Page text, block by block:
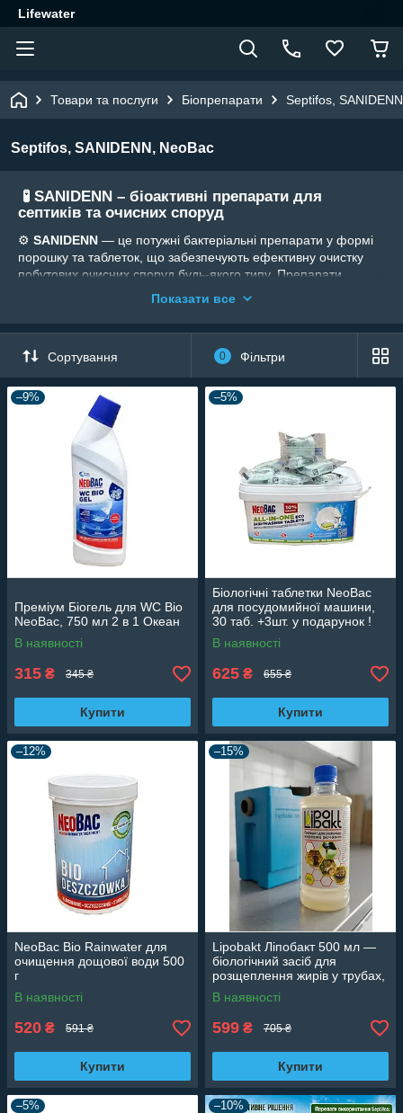
Lifewater
Товари та послуги Біопрепарати Septifos,
Septifos, SANIDENN, NeoBac
🧪 SANIDENN – біоактивні препарати для
септиків та очисних споруд
⚙️ SANIDENN — це потужні бактеріальні препарати у формі
порошку та таблеток, що забезпечують ефективну очистку
побутових очисних споруд будь-якого типу. Препарати
підходять для септиків, лагун, локальних очисних систем та
🔬 У складі — понад5 мільярдів активних бактерій у
кожній таблетці
🌬 Усувають неприємні запахи
💧 Розчиняють піну та донні відкладення
🧹 Запобігають утворенню накипу на поверхні
🔄 Відновлюють прохідність дренажу
✅ Працюють в аеробних і анаеробних умовах
📦 Зручна форма таблеток і порошків робить
застосування швидким і простим.
🌍 SANIDENN – екологічно безпечний вибір для
ефективної утилізації нечистот та стабільної
роботи каналізації.
Показати все
Сортування 0 Фільтри
–9%
Преміум Біогель для WC Bio
NeoBac, 750 мл 2 в 1 Океан
В наявності
315 ₴ 345 ₴
Купити
–5%
Біологічні таблетки NeoBac
для посудомийної машини,
30 таб. +3шт. у подарунок !
В наявності
625 ₴ 655 ₴
Купити
–12%
NeoBac Bio Rainwater для
очищення дощової води 500
г
В наявності
520 ₴ 591 ₴
Купити
–15%
Lipobakt Ліпобакт 500 мл —
біологічний засіб для
розщеплення жирів у трубах,
септиках і жироуловлювачах
В наявності
599 ₴ 705 ₴
Купити
–5% –10%